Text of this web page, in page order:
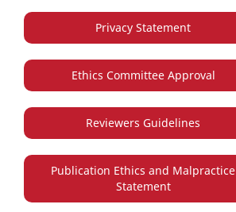
Privacy Statement
Ethics Committee Approval
Reviewers Guidelines
Publication Ethics and Malpractice
Statement